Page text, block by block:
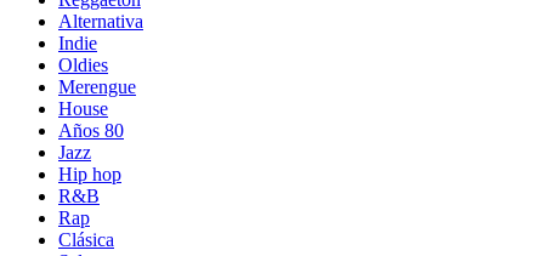
Alternativa
Indie
Oldies
Merengue
House
Años 80
Jazz
Hip hop
R&B
Rap
Clásica